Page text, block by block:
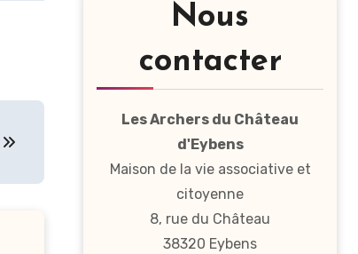
Nous
contacter
Les Archers du Château
d'Eybens
Maison de la vie associative et
citoyenne
8, rue du Château
38320 Eybens